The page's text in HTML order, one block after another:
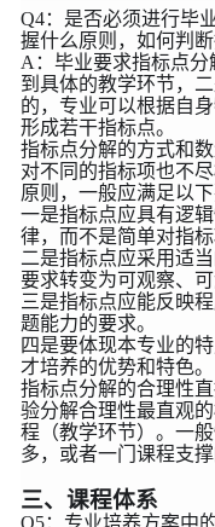
Q4：是否必须进行毕
握什么原则，如何判
A：毕业要求指标点
到具体的教学环节，
的，专业可以根据自
形成若干指标点。
指标点分解的方式和
对不同的指标项也不
原则，一般应满足以下
一是指标点应具有逻
律，而不是简单对指
二是指标点应采用适
要求转变为可观察、
三是指标点应能反映
题能力的要求。
四是要体现本专业的
才培养的优势和特色。
指标点分解的合理性
验分解合理性最直观
程（教学环节）。一
多，或者一门课程支
三、课程体系